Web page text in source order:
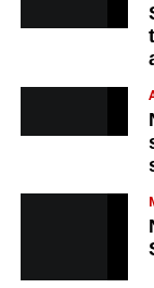
Ancuța
Trupa de
Ora 20.30–
„Străjerii
JOI, 27